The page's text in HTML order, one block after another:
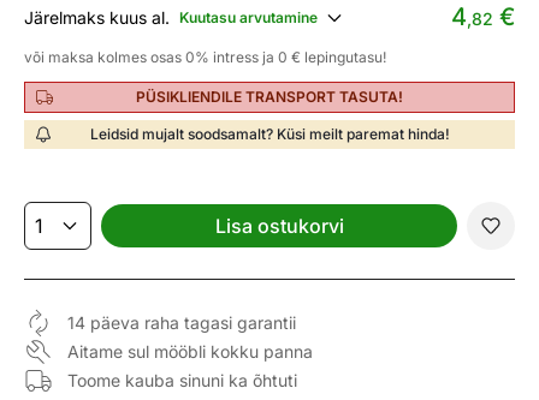
Järelmaks kuus al. Kuutasu arvutamine 4,82 €
või maksa kolmes osas 0% intress ja 0 € lepingutasu!
PÜSIKLIENDILE TRANSPORT TASUTA!
Leidsid mujalt soodsamalt? Küsi meilt paremat hinda!
Lisa ostukorvi
14 päeva raha tagasi garantii
Aitame sul mööbli kokku panna
Toome kauba sinuni ka õhtuti